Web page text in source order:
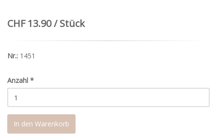
CHF 13.90 / Stück
Nr.: 1451
Anzahl *
In den Warenkorb